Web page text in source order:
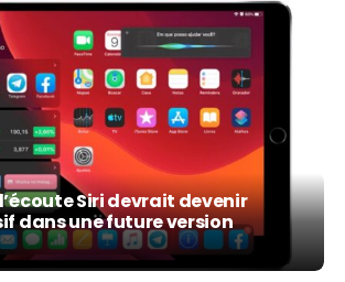
Siri devrait devenir
dans une future version